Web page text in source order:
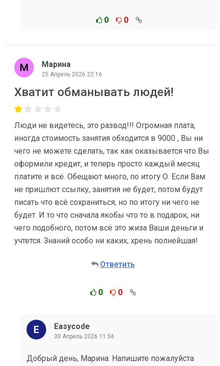
0 0
Марина
25 Апрель 2026 22:16
Хватит обманывать людей!
Люди не видетесь, это развод!!! Огромная плата,
иногда стоимость занятия обходится в 9000 , Вы ни
чего не можете сделать, так как оказывается что Вы
оформили кредит, и теперь просто каждый месяц
платите и всё. Обещают много, по итогу О. Если Вам
не пришлют ссылку, занятия не будет, потом будут
писать что всё сохраниться, но по итогу ни чего не
будет. И то что сначала якобы что то в подарок, ни
чего подобного, потом всё это жиза Ваши деньги и
учтется. Знаний особо ни каких, хрень полнейшая!
Ответить
0 0
Easycode
30 Апрель 2026 11:56
Добрый день, Марина. Напишите пожалуйста